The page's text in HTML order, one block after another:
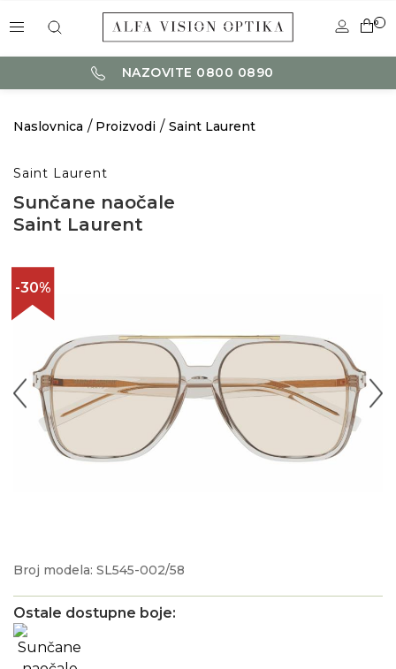
0
NAZOVITE 0800 0890
Naslovnica Proizvodi Saint Laurent
Saint Laurent
Sunčane naočale
Saint Laurent
-30%
Broj modela: SL545-002/58
Ostale dostupne boje: